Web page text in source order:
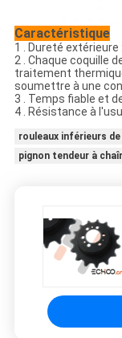
Caractéristique
1 . Dureté
2 . Chaque coquille
traitement
soumettre à une
3 . Temps fiable et
4 . Résistance à
rouleaux inférieurs de
pignon tendeur à